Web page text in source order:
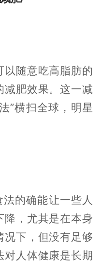
以随意吃高脂肪的
减肥效果。这一减
”横扫全球，明星
的确能让一些人
降，尤其是在本身
况下，但没有足够
对人体健康是长期